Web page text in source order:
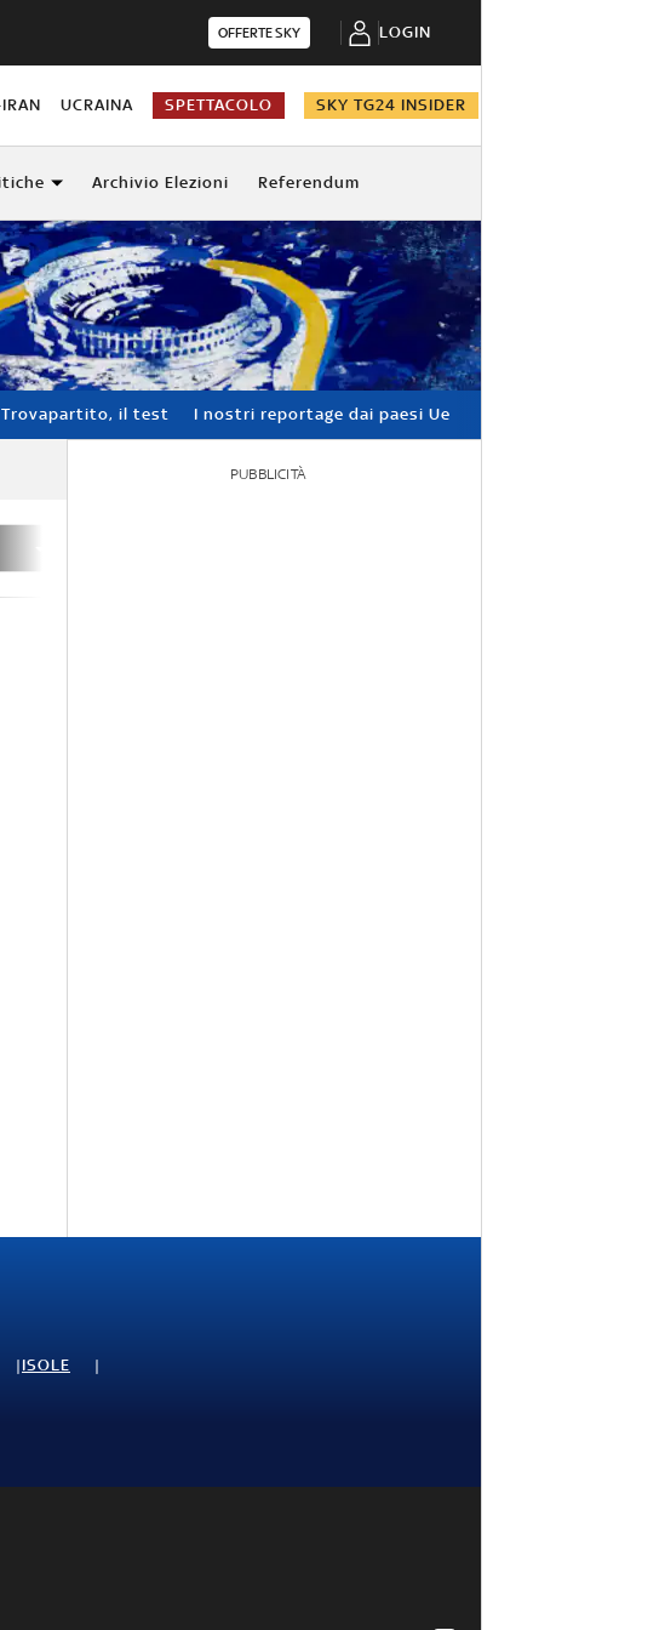
OFFERTE SKY LOGIN
UCRAINA SPETTACOLO SKY TG24 INSIDER
Archivio Elezioni Referendum
Trovapartito, il test I nostri reportage dai paesi Ue
PUBBLICITÀ
ISOLE